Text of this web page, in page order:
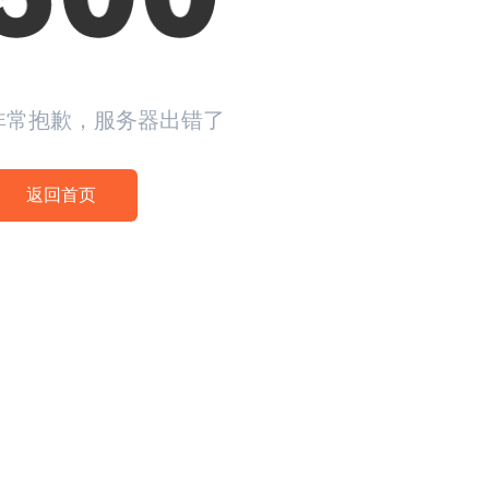
常抱歉，服务器出错了
返回首页